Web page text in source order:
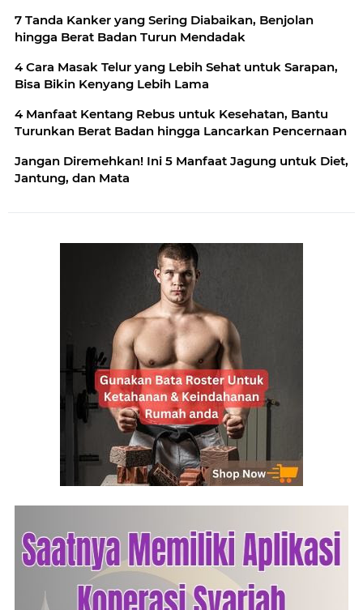
7 Tanda Kanker yang Sering Diabaikan, Benjolan
hingga Berat Badan Turun Mendadak
4 Cara Masak Telur yang Lebih Sehat untuk Sarapan,
Bisa Bikin Kenyang Lebih Lama
4 Manfaat Kentang Rebus untuk Kesehatan, Bantu
Turunkan Berat Badan hingga Lancarkan Pencernaan
Jangan Diremehkan! Ini 5 Manfaat Jagung untuk Diet,
Jantung, dan Mata